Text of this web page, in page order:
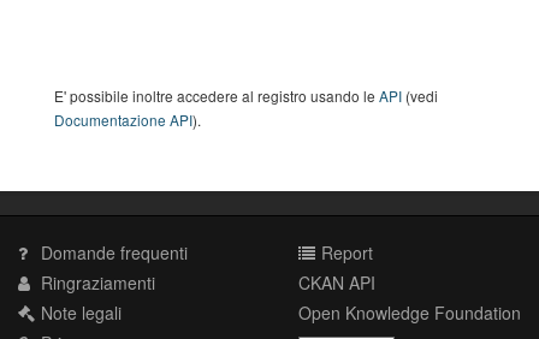
E' possibile inoltre accedere al registro usando le API (vedi
Documentazione API).
Domande frequenti
Ringraziamenti
Note legali
Report
CKAN API
Open Knowledge Foundation